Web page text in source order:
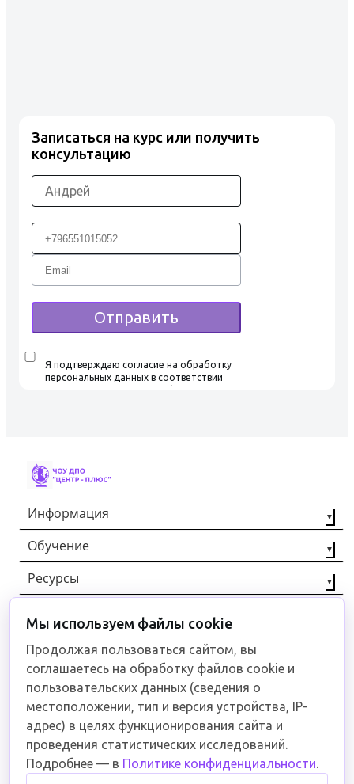
Записаться на курс или получить
консультацию
Отправить
Я подтверждаю согласие на обработку
персональных данных в соответствии
Мы используем файлы cookie
Продолжая пользоваться сайтом, вы
соглашаетесь на обработку файлов cookie и
пользовательских данных (сведения о
местоположении, тип и версия устройства, IP-
адрес) в целях функционирования сайта и
проведения статистических исследований.
Подробнее — в Политике конфиденциальности.
Информация
О компании
Наши партнёры
Обучение
Профессиональная
переподготовка
Повышение
квалификации
Рабочие
Ресурсы
+7 (8442) 92-40-00
Связаться
Пользовательское соглашение